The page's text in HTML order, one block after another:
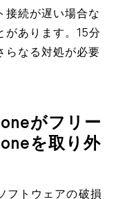
接続が遅い場合な
があります。15分
らなる対処が必要
がフリー
を取り外
フトウェアの破損